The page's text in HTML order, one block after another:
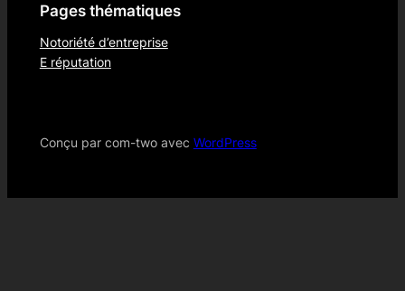
Pages thématiques
Notoriété d’entreprise
E réputation
Conçu par com-two avec WordPress